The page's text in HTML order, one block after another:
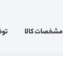
مشخصات کالا